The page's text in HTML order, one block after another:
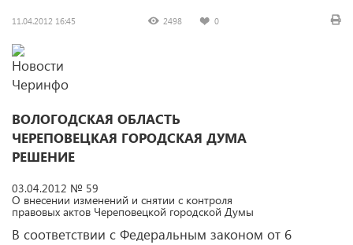
11.04.2012 16:45 2498 0
ВОЛОГОДСКАЯ ОБЛАСТЬ
ЧЕРЕПОВЕЦКАЯ ГОРОДСКАЯ ДУМА
РЕШЕНИЕ
03.04.2012 № 59
О внесении изменений и снятии с контроля
правовых актов Череповецкой городской Думы
В соответствии с Федеральным законом от 6